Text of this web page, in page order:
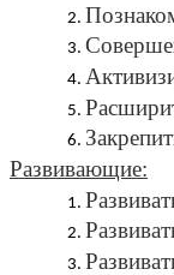
Развивающие: